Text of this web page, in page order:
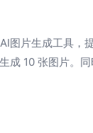
图片生成工具，
成 10 张图片。